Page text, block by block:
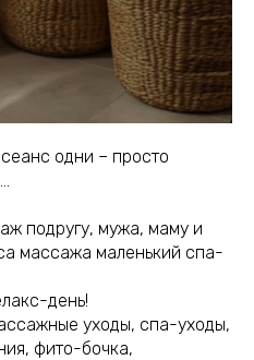
одни – просто
подругу, мужа, маму и
массажа маленький спа-
день!
уходы, спа-уходы,
фито-бочка,